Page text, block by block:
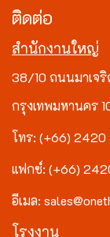
ติดต่อ
สำนักงานใหญ่
38/10 ถนนมาเจริ
กรุงเทพมหานคร
โทร: (+66)
แฟกซ์: (+66)
อีเมล:
โรงงาน